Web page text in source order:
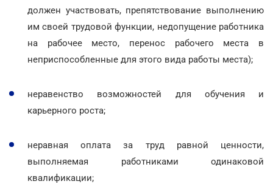
должен участвовать, препятствование выполнению
им своей трудовой функции, недопущение работника
на рабочее место, перенос рабочего места в
неприспособленные для этого вида работы места);
неравенство возможностей для обучения и
карьерного роста;
неравная оплата за труд равной ценности,
выполняемая работниками одинаковой
квалификации;